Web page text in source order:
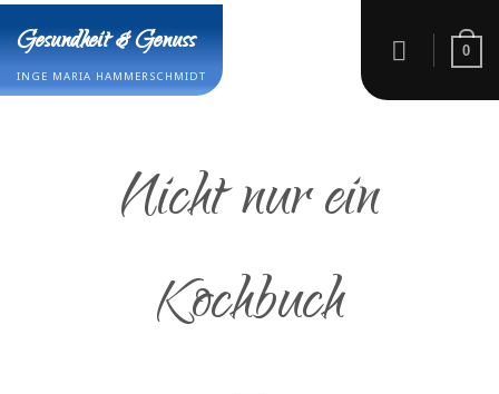
Inhalt
springen
Gesundheit & Genuss
INGE MARIA HAMMERSCHMIDT
0
Nicht nur ein
Kochbuch